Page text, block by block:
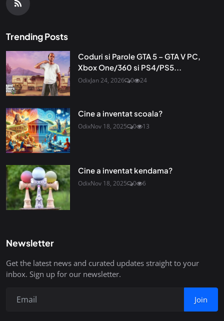
Trending Posts
Coduri si Parole GTA 5 – GTA V PC,
Xbox One/360 si PS4/PS5...
OdixJan 24, 2026 0 24
Cine a inventat scoala?
OdixNov 18, 2025 0 13
Cine a inventat kendama?
OdixNov 18, 2025 0 6
Newsletter
Get the latest news and curated updates straight to your
inbox. Sign up for our newsletter.
Join